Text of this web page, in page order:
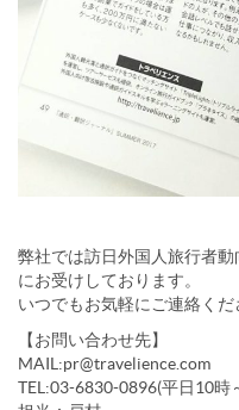
弊社では訪日外国人旅行者
にお受けしております。
いつでもお気軽にご連絡くだ
【お問い合わせ先】
MAIL:pr@travelience.com
TEL:03-6830-0896(平日10時